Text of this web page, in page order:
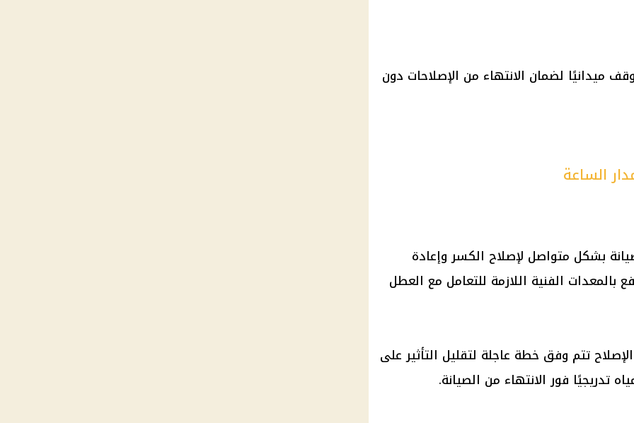
ميدانيًا لضمان الانتهاء من الإصلاحات دون
الساعة
بشكل متواصل لإصلاح الكسر وإعادة
بالمعدات الفنية اللازمة للتعامل مع العطل
تتم وفق خطة عاجلة لتقليل التأثير على
تدريجيًا فور الانتهاء من الصيانة.